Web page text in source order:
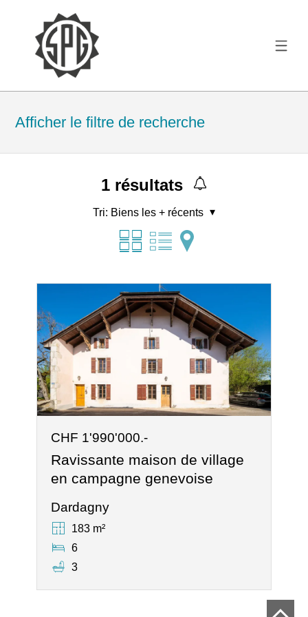
Afficher le filtre de recherche
1résultats
Tri: Biens les + récents
CHF 1'990'000.-
Ravissante maison de village
en campagne genevoise
Dardagny
183 m²
6
3